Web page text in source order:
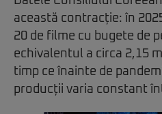
această contracție: în
20 de filme cu bugete de
echivalentul a circa 2,15
timp ce înainte de
producții varia constant